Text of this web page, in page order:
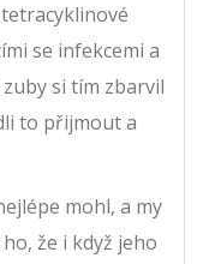
se infekcemi a
si tím zbarvil
to přijmout a
mohl, a my
že i když jeho